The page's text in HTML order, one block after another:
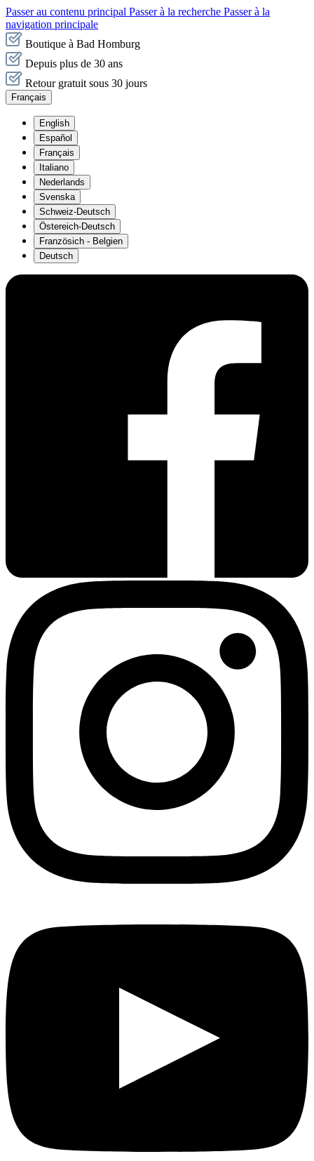
Passer au contenu principal Passer à la recherche Passer à la
navigation principale
Boutique à Bad Homburg
Depuis plus de 30 ans
Retour gratuit sous 30 jours
Français
English
Español
Français
Italiano
Nederlands
Svenska
Schweiz-Deutsch
Östereich-Deutsch
Französich - Belgien
Deutsch